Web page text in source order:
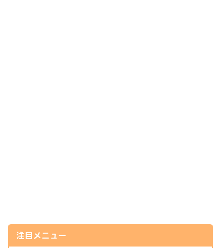
注目メニュー